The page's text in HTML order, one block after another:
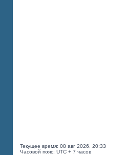
Текущее время: 08 авг 2026, 20:33
Часовой пояс: UTC + 7 часов